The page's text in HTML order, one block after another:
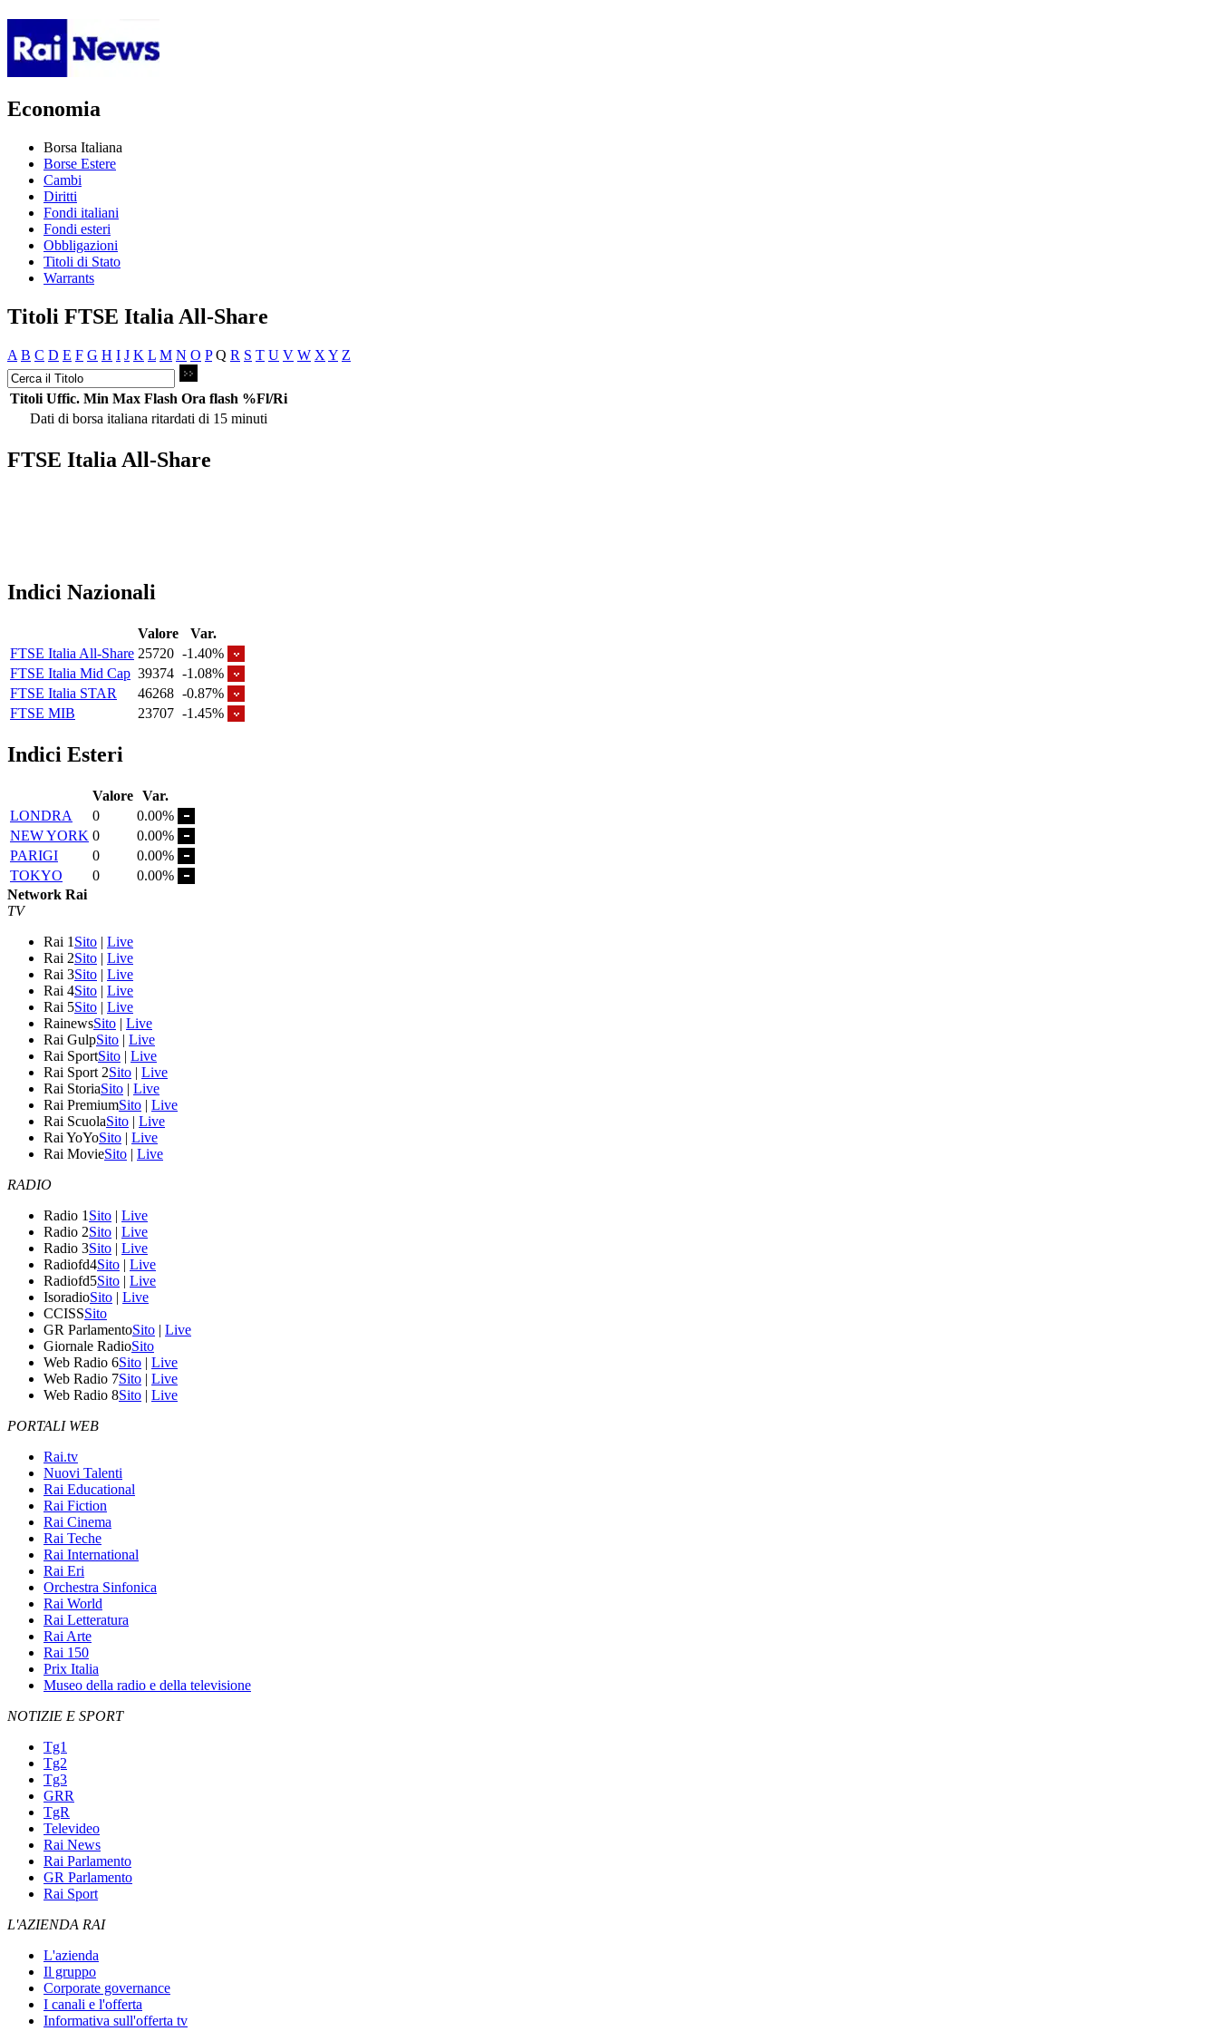
Economia
Borsa Italiana
Borse Estere
Cambi
Diritti
Fondi italiani
Fondi esteri
Obbligazioni
Titoli di Stato
Warrants
Titoli FTSE Italia All-Share
A B C D E F G H I J K L M N O P Q R S T U V W X Y Z
Titoli Uffic. Min Max Flash Ora flash %Fl/Ri
Dati di borsa italiana ritardati di 15 minuti
FTSE Italia All-Share
Indici Nazionali
Valore
Var.
FTSE Italia All-Share 25720 -1.40%
FTSE Italia Mid Cap 39374 -1.08%
FTSE Italia STAR
46268 -0.87%
FTSE MIB
23707 -1.45%
Indici Esteri
Valore Var.
LONDRA
0
0.00%
NEW YORK 0
0.00%
PARIGI
0
0.00%
TOKYO
0
0.00%
Network Rai
TV
Rai 1 Sito | Live
Rai 2Sito | Live
Rai 3Sito | Live
Rai 4Sito | Live
Rai 5Sito | Live
RainewsSito | Live
Rai GulpSito | Live
Rai SportSito | Live
Rai Sport 2Sito | Live
Rai StoriaSito | Live
Rai PremiumSito | Live
Rai ScuolaSito | Live
Rai YoYoSito | Live
Rai MovieSito | Live
RADIO
Radio 1 Sito | Live
Radio 2Sito | Live
Radio 3Sito | Live
Radiofd4Sito | Live
Radiofd5Sito | Live
IsoradioSito | Live
CCISSSito
GR ParlamentoSito | Live
Giornale RadioSito
Web Radio 6Sito | Live
Web Radio 7Sito | Live
Web Radio 8Sito | Live
PORTALI WEB
Rai.tv
Nuovi Talenti
Rai Educational
Rai Fiction
Rai Cinema
Rai Teche
Rai International
Rai Eri
Orchestra Sinfonica
Rai World
Rai Letteratura
Rai Arte
Rai 150
Prix Italia
Museo della radio e della televisione
NOTIZIE E SPORT
Tg1
Tg2
Tg3
GRR
TgR
Televideo
Rai News
Rai Parlamento
GR Parlamento
Rai Sport
L'AZIENDA RAI
L'azienda
Il gruppo
Corporate governance
I canali e l'offerta
Informativa sull'offerta tv